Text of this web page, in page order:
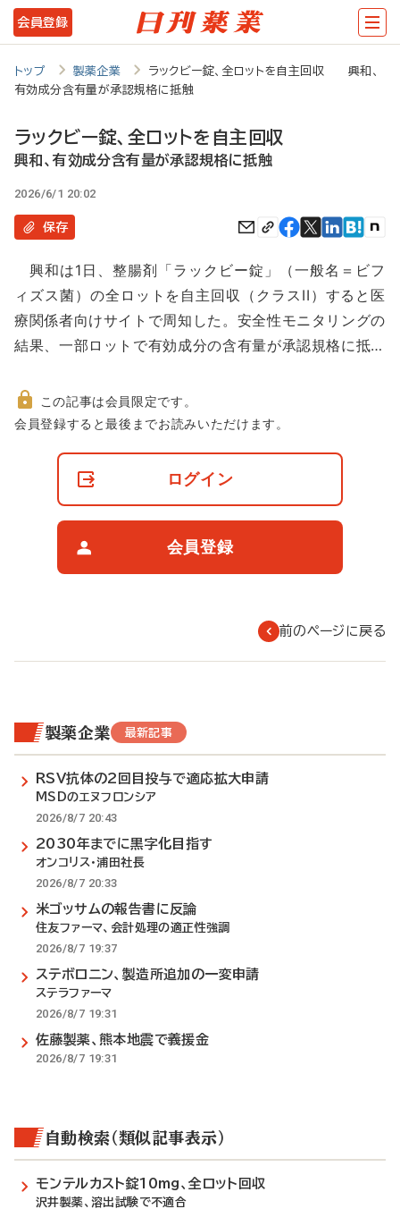
メ
イ
テ
ツ
に
会員登録
トップ 製薬企業
ラックビー錠、全ロットを自主回収 興和、
有効成分含有量が承認規格に抵触
ラックビー錠、全ロットを自主回収
興和、有効成分含有量が承認規格に抵触
2026/6/1 20:02
保存
興和は1日、整腸剤「ラックビー錠」（一般名＝ビフ
ィズス菌）の全ロットを自主回収（クラスII）すると医
療関係者向けサイトで周知した。安全性モニタリングの
結果、一部ロットで有効成分の含有量が承認規格に抵…
非
この記事は会員限定です。
会員登録すると最後までお読みいただけます。
ログイン
会員登録
前のページに戻る
製薬企業 最新記事
RSV抗体の2回目投与で適応拡大申請
MSDのエヌフロンシア
2026/8/7 20:43
2030年までに黒字化目指す
オンコリス・浦田社長
2026/8/7 20:33
米ゴッサムの報告書に反論
住友ファーマ、会計処理の適正性強調
2026/8/7 19:37
ステボロニン、製造所追加の一変申請
ステラファーマ
2026/8/7 19:31
佐藤製薬、熊本地震で義援金
2026/8/7 19:31
自動検索（類似記事表示）
モンテルカスト錠10mg、全ロット回収
沢井製薬、溶出試験で不適合